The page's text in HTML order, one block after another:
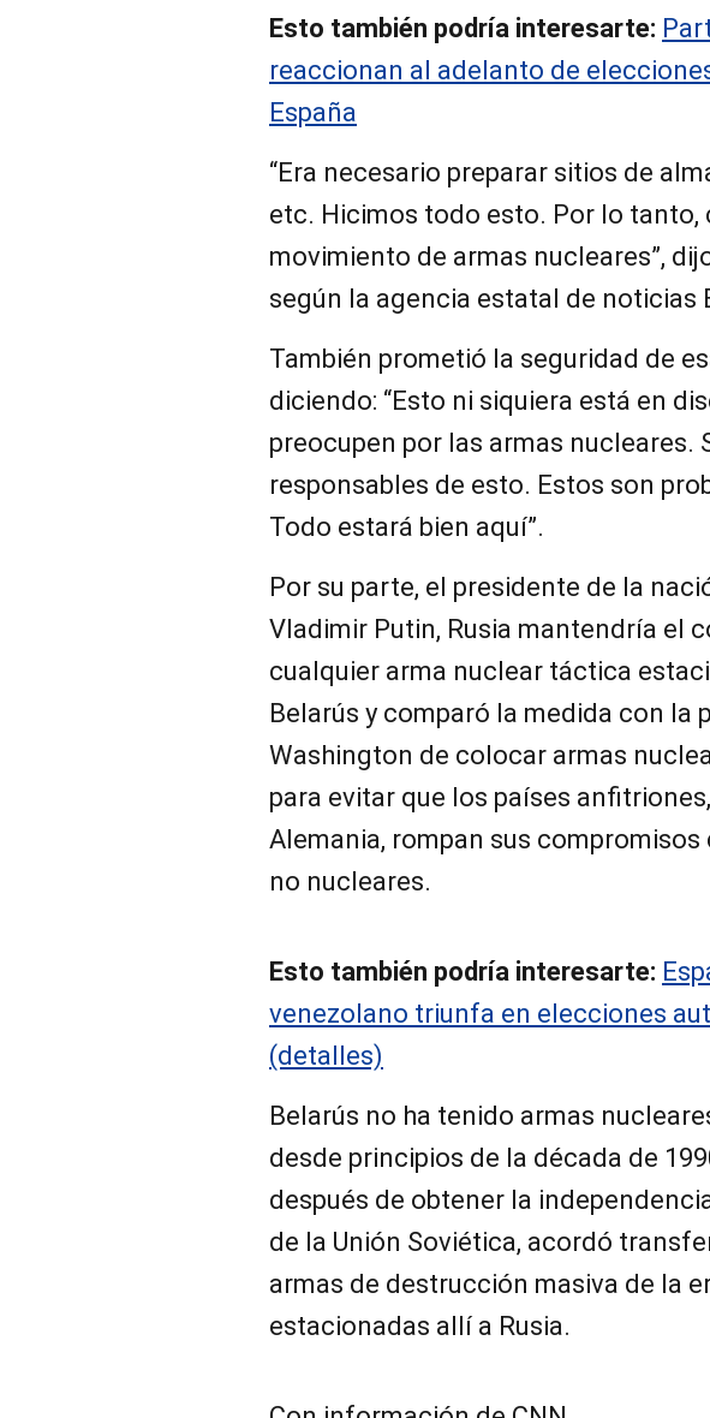
Esto también podría interesarte:
reaccionan al adelanto de
España
“Era necesario preparar sitios de
etc. Hicimos todo esto. Por lo tanto,
movimiento de armas nucleares”,
según la agencia estatal de noticias
También prometió la seguridad de
diciendo: “Esto ni siquiera está en
preocupen por las armas nucleares.
responsables de esto. Estos son
Todo estará bien aquí”.
Por su parte, el presidente de la
Vladimir Putin, Rusia mantendría el
cualquier arma nuclear táctica
Belarús y comparó la medida con la
Washington de colocar armas
para evitar que los países
Alemania, rompan sus
no nucleares.
Esto también podría interesarte:
venezolano triunfa en elecciones
(detalles)
Belarús no ha tenido armas
desde principios de la década de
después de obtener la
de la Unión Soviética, acordó
armas de destrucción masiva de la
estacionadas allí a Rusia.